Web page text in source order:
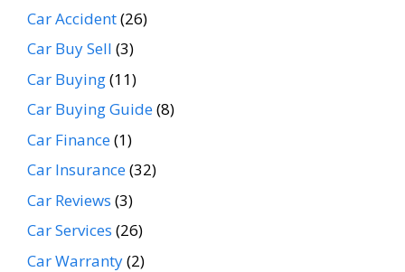
Car Accident(26)
Car Buy Sell (3)
Car Buying(11)
Car Buying Guide(8)
Car Finance(1)
Car Insurance(32)
Car Reviews (3)
Car Services (26)
Car Warranty(2)